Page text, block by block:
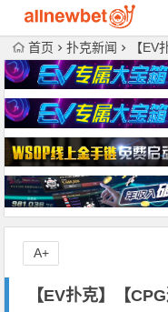
首页 扑克新闻 【EV扑克
【EV扑克】【
A+